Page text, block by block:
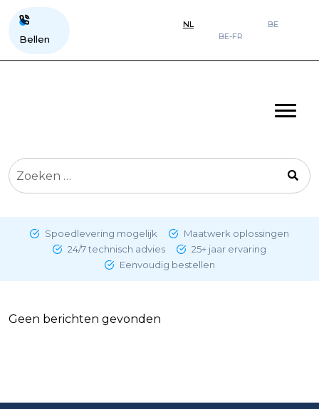
Bellen
NL
BE
BE-FR
Zoeken
naar:
Spoedlevering mogelijk
Maatwerk oplossingen
24/7 technisch advies
25+ jaar ervaring
Eenvoudig bestellen
Geen berichten gevonden